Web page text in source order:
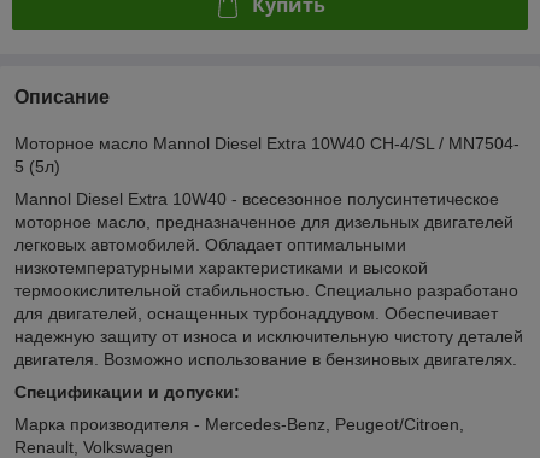
Описание
Моторное масло Mannol Diesel Extra 10W40 CH-4/SL / MN7504-
5 (5л)
Mannol Diesel Extra 10W40 - всесезонное полусинтетическое
моторное масло, предназначенное для дизельных двигателей
легковых автомобилей. Обладает оптимальными
низкотемпературными характеристиками и высокой
термоокислительной стабильностью. Специально разработано
для двигателей, оснащенных турбонаддувом. Обеспечивает
надежную защиту от износа и исключительную чистоту деталей
двигателя. Возможно использование в бензиновых двигателях.
Спецификации и допуски:
Марка производителя - Mercedes-Benz, Peugeot/Citroen,
Renault, Volkswagen